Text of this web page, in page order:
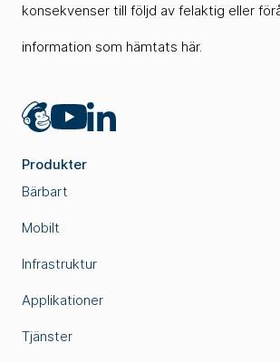
konsekvenser till följd av felaktig eller
information som hämtats här.
Mailchimp
YouTubeLinkedIn
Produkter
Bärbart
Mobilt
Infrastruktur
Applikationer
Tjänster